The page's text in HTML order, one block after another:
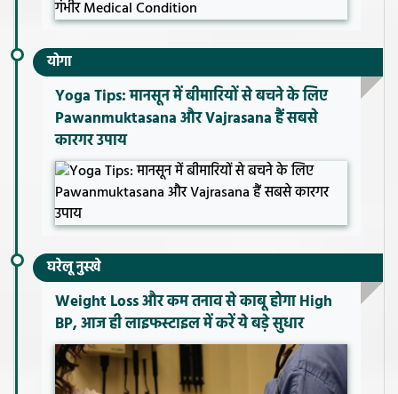
योगा
Yoga Tips: मानसून में बीमारियों से बचने के लिए
Pawanmuktasana और Vajrasana हैं सबसे
कारगर उपाय
घरेलू नुस्खे
Weight Loss और कम तनाव से काबू होगा High
BP, आज ही लाइफस्टाइल में करें ये बड़े सुधार